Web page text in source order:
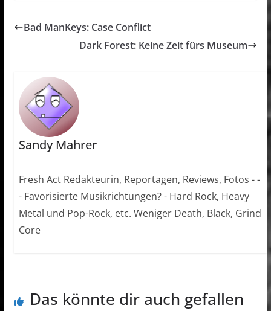
Bad ManKeys: Case Conflict
Dark Forest: Keine Zeit fürs Museum
Sandy Mahrer
Fresh Act Redakteurin, Reportagen, Reviews, Fotos - -
- Favorisierte Musikrichtungen? - Hard Rock, Heavy
Metal und Pop-Rock, etc. Weniger Death, Black, Grind
Core
Das könnte dir auch gefallen